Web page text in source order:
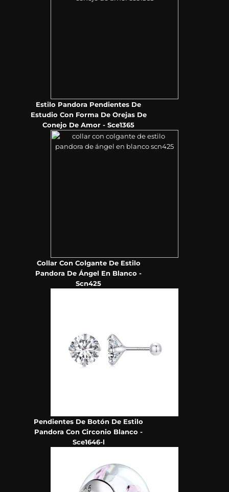
Estilo Pandora Pendientes De
Estudio Con Forma De Orejas De
Conejo De Amor - Sce1365
Collar Con Colgante De Estilo
Pandora De Ángel En Blanco -
Scn425
Pendientes De Botón De Estilo
Pandora Con Circonio Blanco -
Sce1646-l